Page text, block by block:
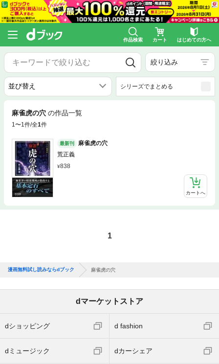
作品検索 カート はじめての方へ
絞り込み
シリーズでまとめる
麻雀虎の穴 の作品一覧
1〜1件/全1件
最新刊
麻雀虎の穴
荒正義
838
カートへ
1
漫画無料試し読みならdブック 麻雀虎の穴
dマーケットストア
dショッピング d fashion
dミュージック dカーシェア